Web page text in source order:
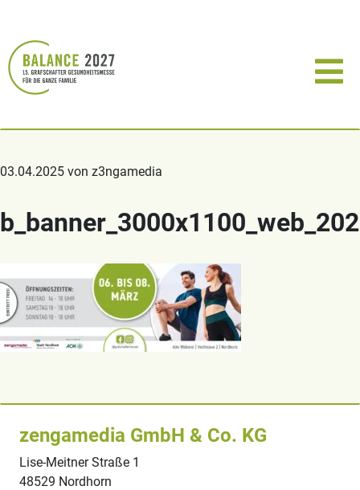
03.04.2025 von z3ngamedia
zengamedia GmbH & Co. KG
Lise-Meitner Straße 1
48529 Nordhorn